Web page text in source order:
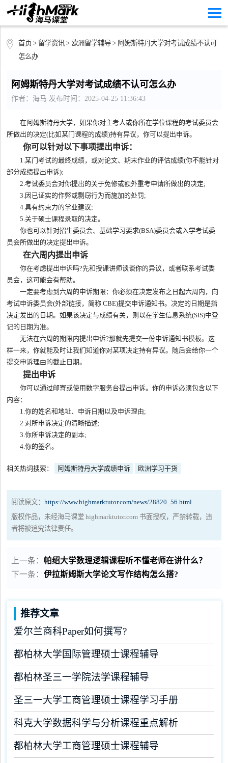
首页 > 留学资讯> 欧洲留学辅导> 阿姆斯特丹大学对考试成绩不认可
怎么办
阿姆斯特丹大学对考试成绩不认可怎么办
作者：海马 发布时间：2025-04-25 11:36:43
在阿姆斯特丹大学，如果你对主考人或你所在学位课程的考试委员会
所做出的决定(比如某门课程的成绩)持有异议，你可以提出申诉。
你可以针对以下事项提出申诉：
1.某门考试的最终成绩，或对论文、期末作业的评估成绩(你不能针对
部分成绩提出申诉);
2.考试委员会对你提出的关于免修或额外重考申请所做出的决定;
3.因已证实的作弊或剽窃行为而施加的处罚;
4.具有约束力的学业建议;
5.关于硕士课程录取的决定。
你也可以针对招生委员会、基础学习要求(BSA)委员会或入学考试委
员会所做出的决定提出申诉。
在六周内提出申诉
你在考虑提出申诉吗?先和授课讲师谈谈你的异议，或者联系考试委
员会，这可能会有帮助。
一定要考虑到六周的申诉期限：你必须在决定发布之日起六周内，向
考试申诉委员会(外部链接，简称 CBE)提交申诉通知书。决定的日期是指
决定发出的日期。如果该决定与成绩有关，则以在学生信息系统(SIS)中登
记的日期为准。
无法在六周的期限内提出申诉?那就先提交一份申诉通知书模板。这
样一来，你就能及时让我们知道你对某项决定持有异议。随后会给你一个
提交申诉理由的截止日期。
提出申诉
你可以通过邮寄或使用数字服务台提出申诉。你的申诉必须包含以下
内容：
1.你的姓名和地址、申诉日期以及申诉理由;
2.对所申诉决定的清晰描述;
3.你所申诉决定的副本;
4.你的签名。
相关热词搜索： 阿姆斯特丹大学成绩申诉 欧洲学习干货
阅读原文：https://www.highmarktutor.com/news/28820_56.html
版权作品，未经海马课堂 highmarktutor.com 书面授权，严禁转载，违
者将被追究法律责任。
上一条： 帕绍大学数理逻辑课程听不懂老师在讲什么？
下一条：伊拉斯姆斯大学论文写作结构怎么搭?
推荐文章
爱尔兰商科Paper如何撰写?
都柏林大学国际管理硕士课程辅导
都柏林圣三一学院法学课程辅导
圣三一大学工商管理硕士课程学习手册
科克大学数据科学与分析课程重点解析
都柏林大学工商管理硕士课程辅导